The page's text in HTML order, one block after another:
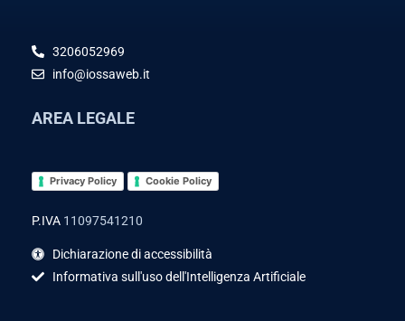
3206052969
info@iossaweb.it
AREA LEGALE
Privacy Policy Cookie Policy
P.IVA 11097541210
Dichiarazione di accessibilità
Informativa sull'uso dell'Intelligenza Artificiale